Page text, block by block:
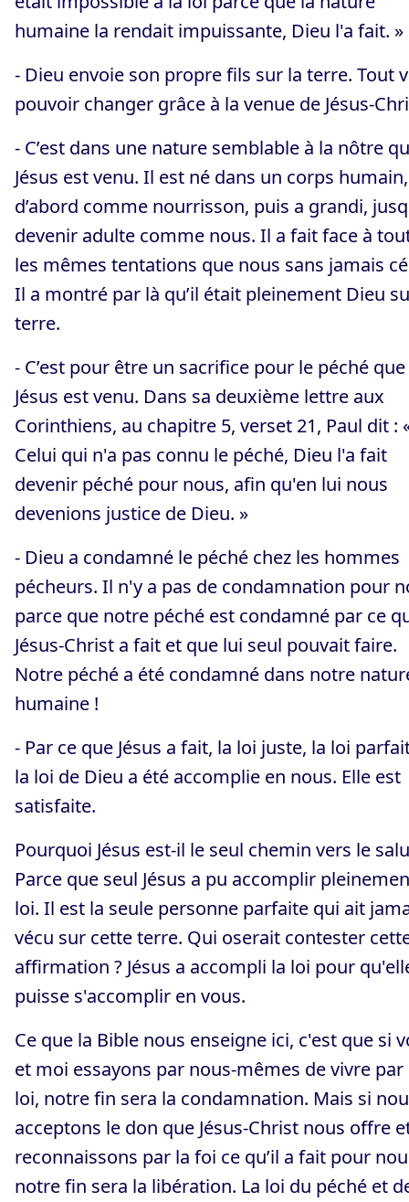
humaine la rendait impuissante, Dieu l'a fait. »
- Dieu envoie son propre fils sur la terre. Tout
pouvoir changer grâce à la venue de Jésus-
- C’est dans une nature semblable à la nôtre
Jésus est venu. Il est né dans un corps humain,
d’abord comme nourrisson, puis a grandi,
devenir adulte comme nous. Il a fait face à
les mêmes tentations que nous sans jamais
Il a montré par là qu’il était pleinement Dieu
terre.
- C’est pour être un sacrifice pour le péché que
Jésus est venu. Dans sa deuxième lettre aux
Corinthiens, au chapitre 5, verset 21, Paul dit :
Celui qui n'a pas connu le péché, Dieu l'a fait
devenir péché pour nous, afin qu'en lui nous
devenions justice de Dieu. »
- Dieu a condamné le péché chez les hommes
pécheurs. Il n'y a pas de condamnation pour
parce que notre péché est condamné par ce
Jésus-Christ a fait et que lui seul pouvait faire.
Notre péché a été condamné dans notre
humaine !
- Par ce que Jésus a fait, la loi juste, la loi
la loi de Dieu a été accomplie en nous. Elle est
satisfaite.
Pourquoi Jésus est-il le seul chemin vers le
Parce que seul Jésus a pu accomplir
loi. Il est la seule personne parfaite qui ait
vécu sur cette terre. Qui oserait contester
affirmation ? Jésus a accompli la loi pour
puisse s'accomplir en vous.
Ce que la Bible nous enseigne ici, c'est que si
et moi essayons par nous-mêmes de vivre par
loi, notre fin sera la condamnation. Mais si
acceptons le don que Jésus-Christ nous offre
reconnaissons par la foi ce qu’il a fait pour
notre fin sera la libération. La loi du péché et